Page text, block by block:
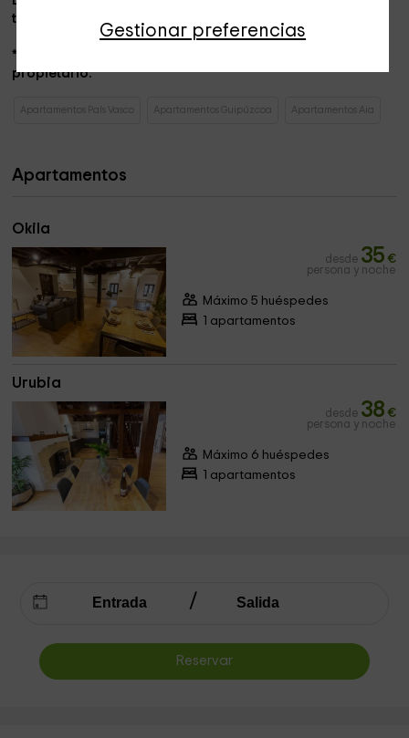
Gestionar preferencias
terraza con mesa y sillas,
*Se admiten mascotas, siempre previa consulta con el
propietario.
Apartamentos País Vasco Apartamentos Guipúzcoa Apartamentos Aia
Apartamentos
Okila
desde 35 €
persona y noche
Máximo 5 huéspedes
1 apartamentos
Urubia
desde 38 €
persona y noche
Máximo 6 huéspedes
1 apartamentos
Reservar